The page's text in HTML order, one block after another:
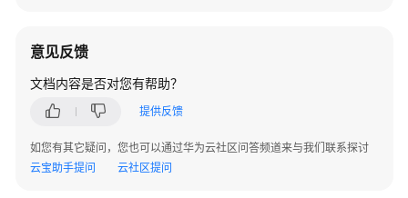
实
配
Topic
意见反馈
文档内容是否对您有帮助？
提供反馈
如您有其它疑问，您也可以通过华为云社区问答频道来与我们联系探讨
云宝助手提问
云社区提问